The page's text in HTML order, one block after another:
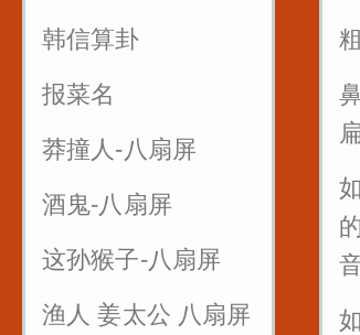
韩信算卦
报菜名
莽撞人-八扇屏
酒鬼-八扇屏
这孙猴子-八扇屏
渔人 姜太公 八扇屏